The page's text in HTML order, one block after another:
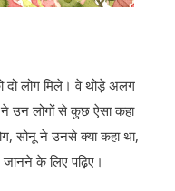
लोग मिले। वे थोड़े अलग
उन लोगों से कुछ ऐसा कहा
सोनू ने उनसे क्या कहा था,
के लिए पढ़िए।